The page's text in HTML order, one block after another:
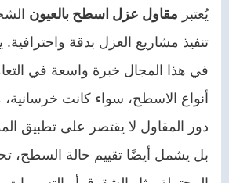
يُعتبر مقاول عزل اسطح بالعيون
تنفيذ مشاريع العزل بدقة واحترافية.
في هذا المجال خبرة واسعة في
أنواع الاسطح، سواء كانت خرسانية،
دور المقاول لا يقتصر على تطبيق
بل يشمل أيضًا تقييم حالة السطح،